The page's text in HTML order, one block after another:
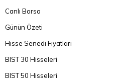
Canlı Borsa
Günün Özeti
Hisse Senedi Fiyatları
BIST 30 Hisseleri
BIST 50 Hisseleri